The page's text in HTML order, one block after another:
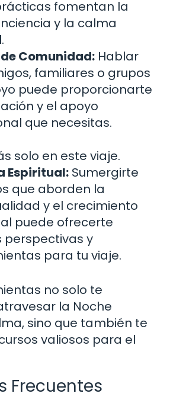
fomentan la
y la calma
Comunidad: Hablar
familiares o grupos
puede proporcionarte
y el apoyo
que necesitas.
solo en este viaje.
Espiritual: Sumergirte
que aborden la
y el crecimiento
puede ofrecerte
perspectivas y
para tu viaje.
no solo te
la Noche
sino que también te
valiosos para el
Frecuentes